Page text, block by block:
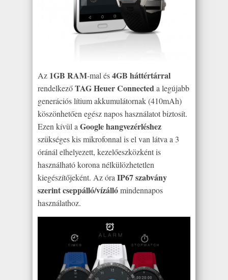
Az 1GB RAM-mal és4GB háttértárral
rendelkezőTAG Heuer Connected a legújabb
generációs lítium akkumulátornak (410mAh)
köszönhetően egész napos használatot biztosít.
Ezen kívül a Google hangvezérléshez
szükséges kis mikrofonnal is el van látva a 3
óránál elhelyezett, kezelőeszközként is
használható korona nélkülözhetetlen
kiegészítőjeként. Az óra IP67 szabvány
szerint cseppálló/vízállómindennapos
használathoz.